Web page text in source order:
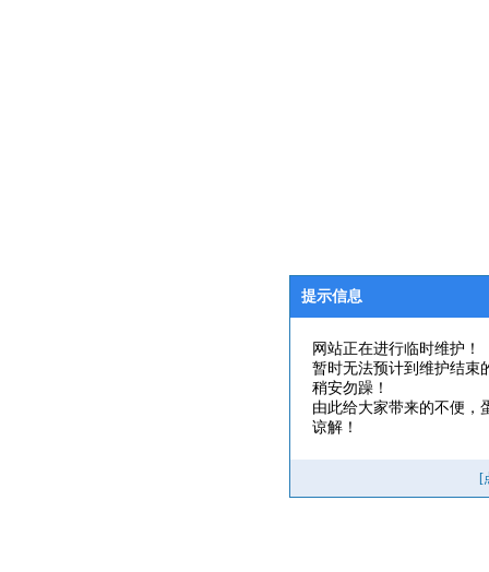
提示信息
网站正在进行临时维护！
暂时无法预计到维护结束
稍安勿躁！
由此给大家带来的不便，
谅解！
[